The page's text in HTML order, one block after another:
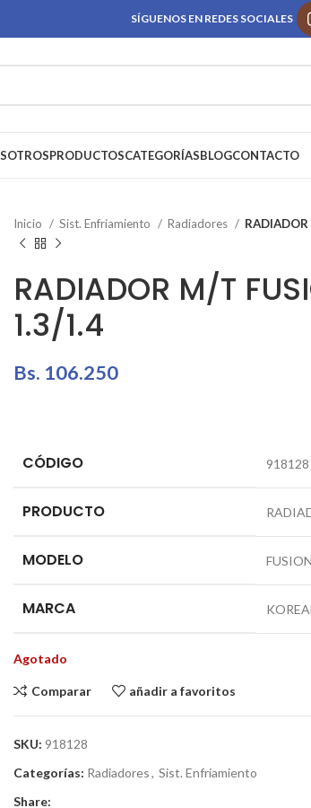
SÍGUENOS EN REDES SOCIALES
PRODUCTOSCATEGORÍASBLOGCONTACTO
Inicio Sist. Enfriamiento Radiadores
RADIADOR M/T
1.3/1.4
Bs. 106.250
CÓDIGO 918128
PRODUCTO
MODELO
MARCA
Agotado
Comparar añadir a favoritos
SKU: 918128
Categorías: Radiadores, Sist. Enfriamiento
Share: